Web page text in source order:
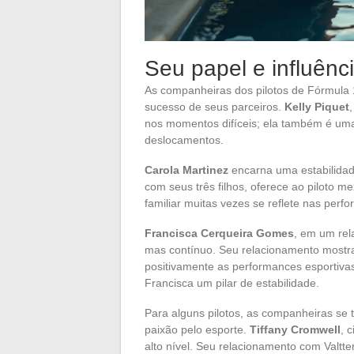
Seu papel e
As companheiras dos pilotos de
sucesso de seus parceiros. Kelly Piquet
nos momentos difíceis; ela também é
deslocamentos.
Carola Martinez encarna uma
com seus três filhos, oferece ao piloto
familiar muitas vezes se reflete nas
Francisca Cerqueira Gomes , em um
mas contínuo. Seu relacionamento
positivamente as performances
Francisca um pilar de estabilidade.
Para alguns pilotos, as companheiras
paixão pelo esporte. Tiffany Cromwell ,
alto nível. Seu relacionamento com